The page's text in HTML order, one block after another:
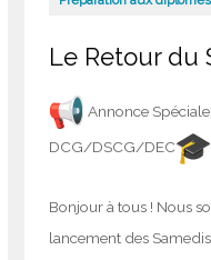
Le Retour du
Annonce
DCG/DSCG/DEC
Bonjour à tous ! Nous
lancement des